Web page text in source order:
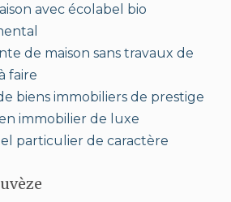
avec écolabel bio
de maison sans travaux de
faire
biens immobiliers de prestige
immobilier de luxe
particulier de caractère